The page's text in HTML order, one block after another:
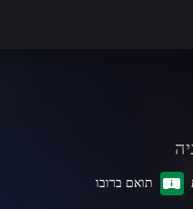
תואם ברובו